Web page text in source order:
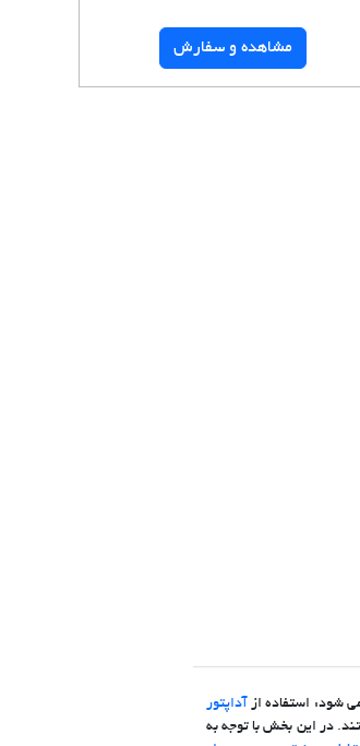
مشاهده و سفارش
آداپتور
ثابت اغلب نیازمند ولتاژ 12 ولت مستقیم با 2 یا 5 آمپر هستند. در این بخش با توجه به